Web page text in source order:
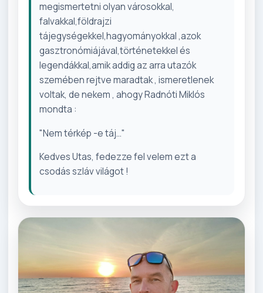
megismertetni olyan városokkal,
falvakkal,földrajzi
tájegységekkel,hagyományokkal ,azok
gasztronómiájával,történetekkel és
legendákkal,amik addig az arra utazók
szemében rejtve maradtak , ismeretlenek
voltak, de nekem , ahogy Radnóti Miklós
mondta :
"Nem térkép -e táj..."
Kedves Utas, fedezze fel velem ezt a
csodás szláv világot !